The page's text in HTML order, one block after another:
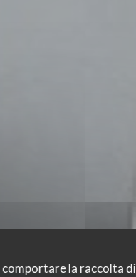
la raccolta di